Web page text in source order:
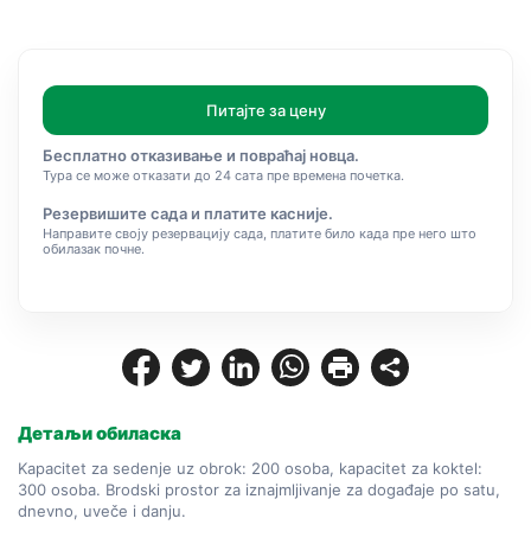
Детаљи обиласка
Kapacitet za sedenje uz obrok: 200 osoba, kapacitet za koktel:
300 osoba. Brodski prostor za iznajmljivanje za događaje po satu,
dnevno, uveče i danju.
Питајте за цену
Бесплатно отказивање и повраћај новца.
Тура се може отказати до 24 сата пре времена почетка.
Резервишите сада и платите касније.
Направите своју резервацију сада, платите било када пре него што
обилазак почне.